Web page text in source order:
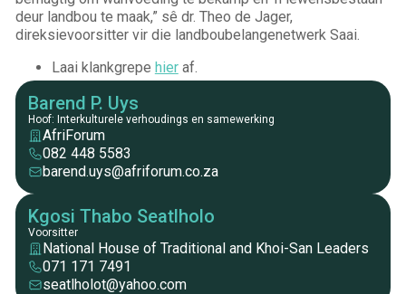
deur landbou te maak,” sê dr. Theo de Jager,
direksievoorsitter vir die landboubelangenetwerk Saai.
Laai klankgrepe hieraf.
Barend P. Uys
Hoof: Interkulturele verhoudings en samewerking
AfriForum
082 448 5583
barend.uys@afriforum.co.za
Kgosi Thabo Seatlholo
Voorsitter
National House of Traditional and Khoi-San Leaders
071 171 7491
seatlholot@yahoo.com